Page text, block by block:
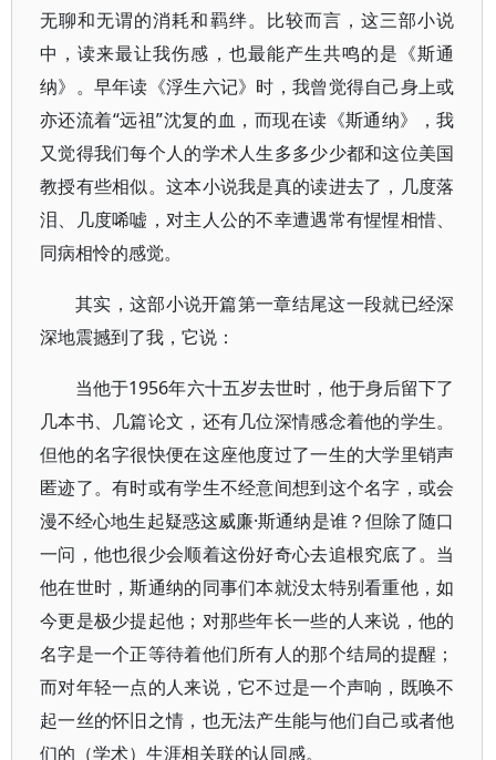
无聊和无谓的消耗和羁绊。比较而言，这三部小说
中，读来最让我伤感，也最能产生共鸣的是《斯通
纳》。早年读《浮生六记》时，我曾觉得自己身上或
亦还流着“远祖”沈复的血，而现在读《斯通纳》，我
又觉得我们每个人的学术人生多多少少都和这位美国
教授有些相似。这本小说我是真的读进去了，几度落
泪、几度唏嘘，对主人公的不幸遭遇常有惺惺相惜、
同病相怜的感觉。
其实，这部小说开篇第一章结尾这一段就已经深
深地震撼到了我，它说：
当他于1956年六十五岁去世时，他于身后留下了
几本书、几篇论文，还有几位深情感念着他的学生。
但他的名字很快便在这座他度过了一生的大学里销声
匿迹了。有时或有学生不经意间想到这个名字，或会
漫不经心地生起疑惑这威廉·斯通纳是谁？但除了随口
一问，他也很少会顺着这份好奇心去追根究底了。当
他在世时，斯通纳的同事们本就没太特别看重他，如
今更是极少提起他；对那些年长一些的人来说，他的
名字是一个正等待着他们所有人的那个结局的提醒；
而对年轻一点的人来说，它不过是一个声响，既唤不
起一丝的怀旧之情，也无法产生能与他们自己或者他
们的（学术）生涯相关联的认同感。